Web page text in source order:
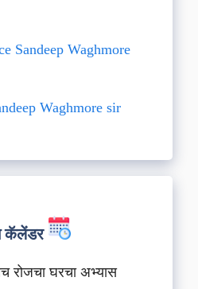
Sandeep Waghmore
Waghmore sir
कॅलेंडर
रोजचा घरचा अभ्यास